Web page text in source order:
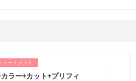
リートメント
カラー+カット+プリフィ